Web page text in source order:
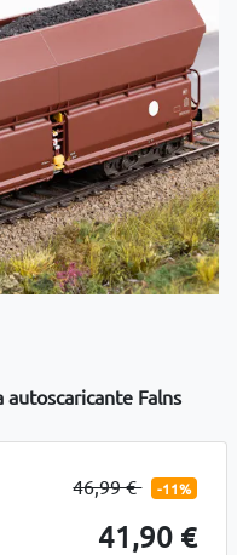
Falns
46,99 € -11%
41,90 €